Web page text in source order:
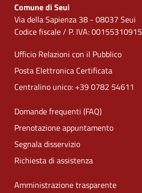
Comune di Seui
Via della Sapienza 38 - 08037 Seui
Codice fiscale / P. IVA: 00155310915
Ufficio Relazioni con il Pubblico
Posta Elettronica Certificata
Centralino unico: +39 0782 54611
Domande frequenti (FAQ)
Prenotazione appuntamento
Segnala disservizio
Richiesta di assistenza
Amministrazione trasparente